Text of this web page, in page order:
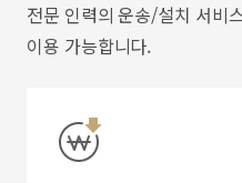
전문 인력의 운송/설치 서비
이용 가능합니다.